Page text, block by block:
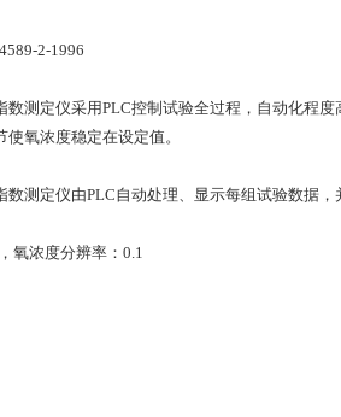
2-1996
测定仪采用PLC控制试验全过程，自动化程
氧浓度稳定在设定值。
测定仪由PLC自动处理、显示每组试验数据，
氧浓度分辨率：0.1